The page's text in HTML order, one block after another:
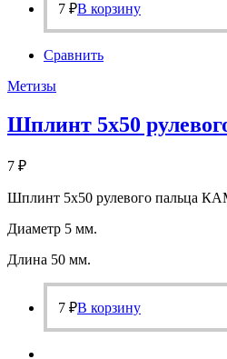
7 ₽В корзину
Сравнить
Метизы
Шплинт 5х50
7 ₽
Шплинт 5х50 рулевого пальца
Диаметр 5 мм.
Длина 50 мм.
7 ₽В корзину